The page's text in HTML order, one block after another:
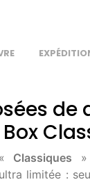
de
Classiques »
limitée :